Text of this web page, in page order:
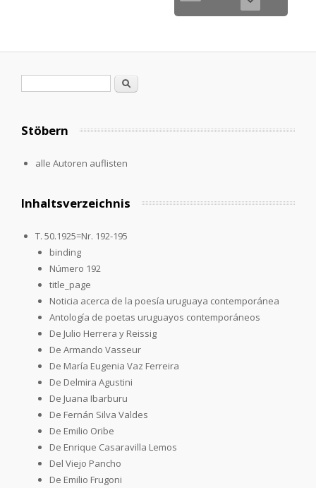
Suche
Stöbern
alle Autoren auflisten
Inhaltsverzeichnis
T. 50.1925=Nr. 192-195
binding
Número 192
title_page
Noticia acerca de la poesía uruguaya contemporánea
Antología de poetas uruguayos contemporáneos
De Julio Herrera y Reissig
De Armando Vasseur
De María Eugenia Vaz Ferreira
De Delmira Agustini
De Juana Ibarburu
De Fernán Silva Valdes
De Emilio Oribe
De Enrique Casaravilla Lemos
Del Viejo Pancho
De Emilio Frugoni